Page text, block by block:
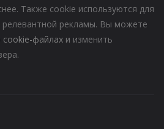
Также cookie используются для
рекламы. Вы можете
cookie-файлах и изменить